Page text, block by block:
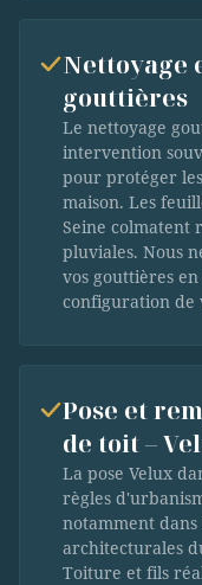
Nettoyage
gouttières
Le nettoyage
intervention
pour protéger
maison. Les
Seine colmatent
pluviales. Nous
vos gouttières
configuration de
Pose et
de toit –
La pose Velux
règles
notamment
architecturales
Toiture et fils